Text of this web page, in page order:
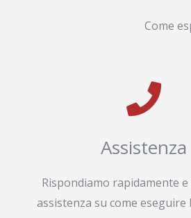
Come
Assistenza
Rispondiamo rapidamente
assistenza su come eseguire